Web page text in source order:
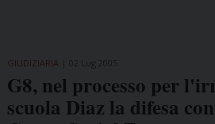
GIUDIZIARIA
G8, nel processo per
scuola Diaz la difesa